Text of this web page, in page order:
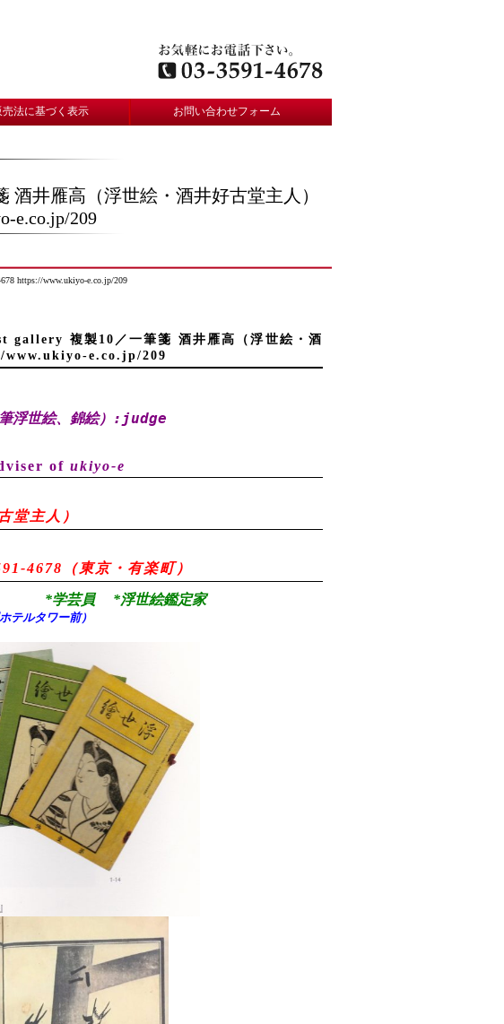
売法に基づく表示 お問い合わせフォーム
酒井雁高（浮世絵・酒井好古堂主人）
e.co.jp/209
https://www.ukiyo-e.co.jp/209
複製10／一筆箋 酒井雁高（浮世絵・酒
www.ukiyo-e.co.jp/209
浮世絵、錦絵） :judge
of ukiyo-e
堂主人）
4678（東京・有楽町）
*学芸員 *浮世絵鑑定家
テルタワー前）